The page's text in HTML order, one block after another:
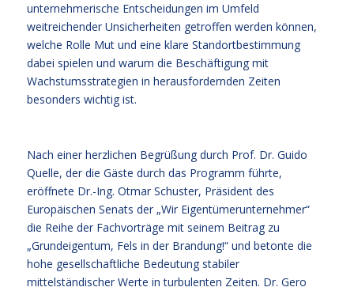
unternehmerische Entscheidungen im Umfeld
weitreichender Unsicherheiten getroffen werden können,
welche Rolle Mut und eine klare Standortbestimmung
dabei spielen und warum die Beschäftigung mit
Wachstumsstrategien in herausfordernden Zeiten
besonders wichtig ist.
Nach einer herzlichen Begrüßung durch Prof. Dr. Guido
Quelle, der die Gäste durch das Programm führte,
eröffnete Dr.-Ing. Otmar Schuster, Präsident des
Europäischen Senats der „Wir Eigentümerunternehmer“
die Reihe der Fachvorträge mit seinem Beitrag zu
„Grundeigentum, Fels in der Brandung!“ und betonte die
hohe gesellschaftliche Bedeutung stabiler
mittelständischer Werte in turbulenten Zeiten. Dr. Gero